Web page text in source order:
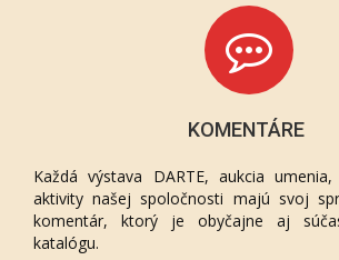
KOMENTÁRE
Každá výstava DARTE, aukcia
aktivity našej spoločnosti majú svoj
komentár, ktorý je obyčajne aj
katalógu.